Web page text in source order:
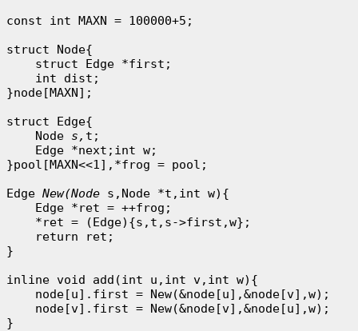
const int MAXN = 100000+5;
struct Node{
    struct Edge *first;
    int dist;
}node[MAXN];
struct Edge{
    Node
s, t;
    Edge *next;int w;
}pool[MAXN<<1],*frog = pool;
Edge New(Node s,Node *t,int w){
    Edge *ret = ++frog;
    *ret = (Edge){s,t,s->first,w};
    return ret;
}
inline void add(int u,int v,int w){
    node[u].first = New(&node[u],&node[v],w);
    node[v].first = New(&node[v],&node[u],w);
}